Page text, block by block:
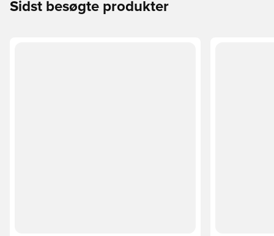
Sidst besøgte produkter